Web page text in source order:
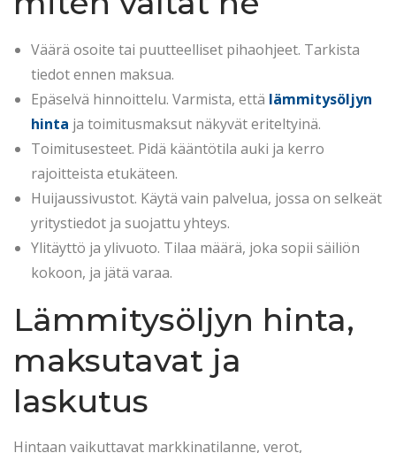
Väärä osoite tai puutteelliset pihaohjeet. Tarkista
tiedot ennen maksua.
Epäselvä hinnoittelu. Varmista, että lämmitysöljyn
hinta ja toimitusmaksut näkyvät eriteltyinä.
Toimitusesteet. Pidä kääntötila auki ja kerro
rajoitteista etukäteen.
Huijaussivustot. Käytä vain palvelua, jossa on selkeät
yritystiedot ja suojattu yhteys.
Ylitäyttö ja ylivuoto. Tilaa määrä, joka sopii säiliön
kokoon, ja jätä varaa.
Lämmitysöljyn hinta,
maksutavat ja
laskutus
Hintaan vaikuttavat markkinatilanne, verot,